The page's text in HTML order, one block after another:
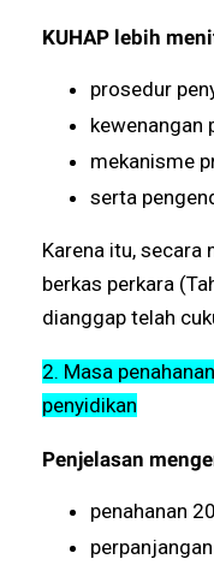
KUHAP lebih
prosedur
kewenangan
mekanisme
serta
Karena itu, secara
berkas perkara
dianggap telah
2. Masa
penyidikan
Penjelasan
penahanan